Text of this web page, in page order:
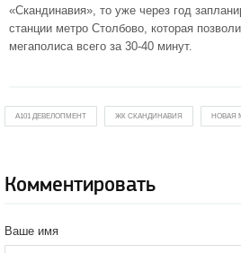
«Скандинавия», то уже через год
станции метро Столбово, которая
мегаполиса всего за 30-40 минут.
А101 ДЕВЕЛОПМЕНТ ЖК СКАНДИНАВИЯ НОВАЯ
Комментировать
Ваше имя